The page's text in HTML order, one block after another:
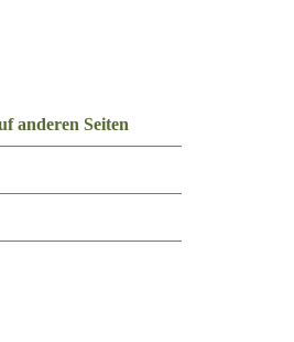
anderen Seiten